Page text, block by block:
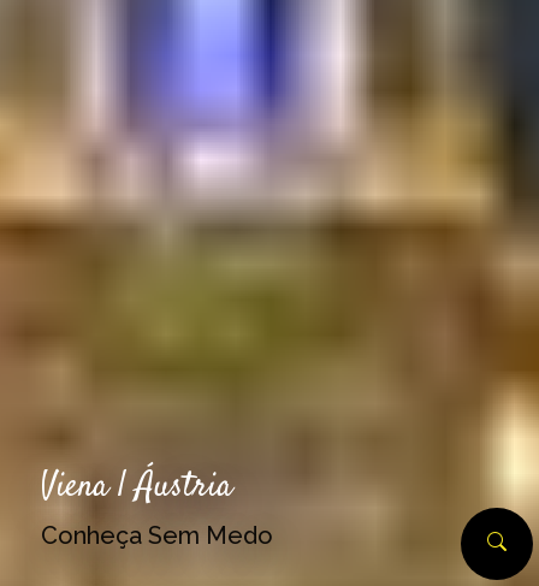
Viena | Áustria
Conheça Sem Medo